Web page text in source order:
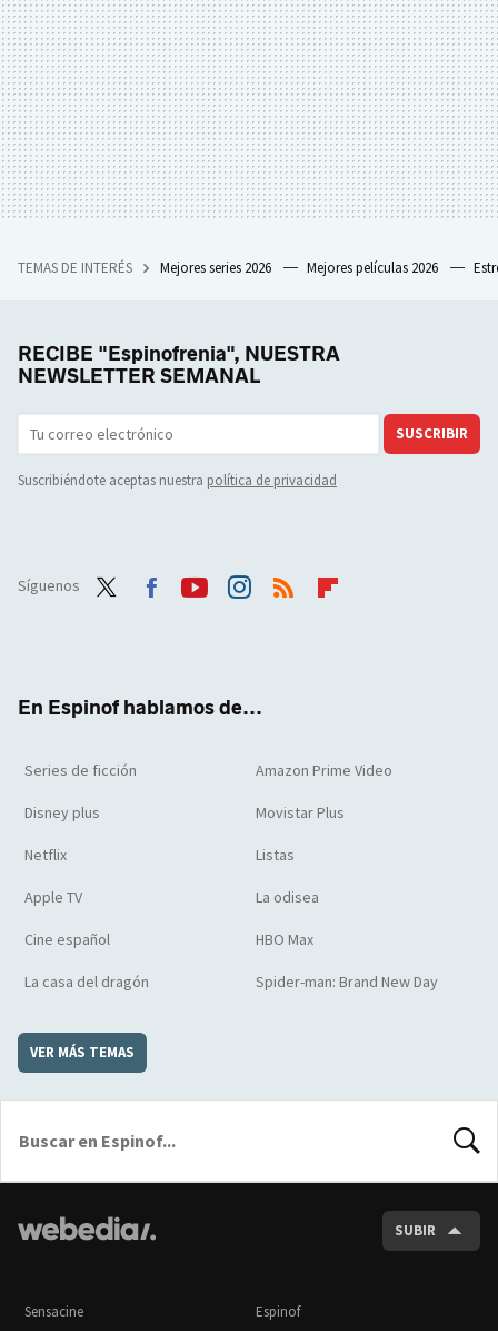
TEMAS DE INTERÉS Mejores series 2026 Mejores películas 2026
RECIBE "Espinofrenia", NUESTRA
NEWSLETTER SEMANAL
SUSCRIBIR
Suscribiéndote aceptas nuestra política de privacidad
Síguenos
En Espinof hablamos de...
Series de ficción Amazon Prime Video
Disney plus Movistar Plus
Netflix Listas
Apple TV La odisea
Cine español HBO Max
La casa del dragón Spider-man: Brand New Day
VER MÁS TEMAS
SUBIR
Sensacine Espinof